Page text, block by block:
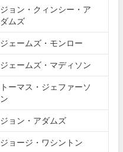
ジョン・クィンシー・ア
ダムズ
ジェームズ・モンロー
ジェームズ・マディソン
トーマス・ジェファーソ
ン
ジョン・アダムズ
ジョージ・ワシントン